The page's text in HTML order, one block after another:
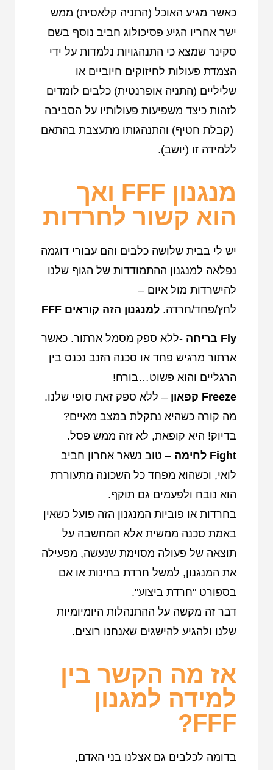
כאשר מגיע האוכל (התניה קלאסית) ממש
ישר אחריו הגיע פסיכולוג חביב נוסף בשם
סקינר שמצא כי התנהגויות נלמדות על ידי
הצמדת פעולות לחיזוקים חיוביים או
שליליים (התניה אופרנטית) כלבים לומדים
לזהות כיצד משפיעות פעולותיו על הסביבה
(קבלת חטיף) והתנהגותו מתעצבת בהתאם
ללמידה זו (יושב).
מנגנון FFF ואך
הוא קשור לחרדות
יש לי בבית שלושה כלבים והם עבורי דוגמה
נפלאה למנגנון ההתמודדות של הגוף שלנו
להישרדות מול איום –
לחץ/פחד/חרדה. למנגנון הזה קוראים FFF
Fly בריחה
-ללא ספק מסמל ארתור. כאשר
ארתור מרגיש פחד או סכנה הזנב נכנס בין
הרגליים והוא פשוט…בורח!
Freeze קפאון
– ללא ספק זאת סופי שלנו.
מה קורה כשהיא נתקלת במצב מאיים?
בדיוק! היא קופאת, לא זזה ממש פסל.
Fight לחימה
– טוב נשאר אחרון חביב
לואי, וכשהוא מפחד כל השכונה מתעוררת
הוא נובח ולפעמים גם תוקף.
בחרדות או פוביות המנגנון הזה פועל כשאין
באמת סכנה ממשית אלא המחשבה על
תוצאה של פעולה מסוימת שנעשה, מפעילה
את המנגנון, למשל חרדת בחינות או אם
בספורט "חרדת ביצוע".
דבר זה מקשה על ההתנהלות היומיומיות
שלנו ולהגיע להישגים שאנחנו רוצים.
אז מה הקשר בין
למידה למגנון
FFF?
בדומה לכלבים גם אצלנו בני האדם,